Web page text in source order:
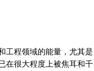
工程领域的能量，尤其是
在很大程度上被焦耳和千